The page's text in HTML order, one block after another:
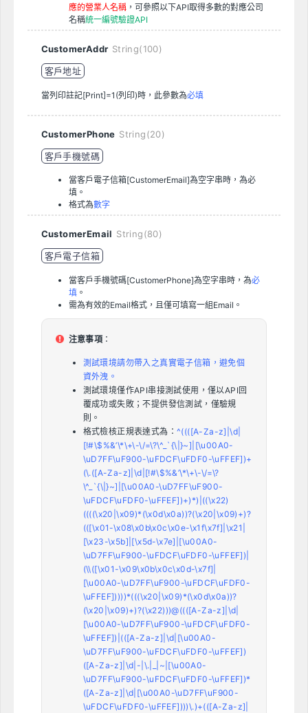
應的營業人名稱，可參照以下API取得多數的對應公司
名稱統一編號驗證API
CustomerAddr String(100)
客戶地址
當列印註記[Print]=1(列印)時，此參數為必填
CustomerPhone String(20)
客戶手機號碼
當客戶電子信箱[CustomerEmail]為空字串時，為必
填。
格式為數字
CustomerEmail String(80)
客戶電子信箱
當客戶手機號碼[CustomerPhone]為空字串時，為必
填。
需為有效的Email格式，且僅可填寫一組Email。
注意事項 ：
測試環境請勿帶入之真實電子信箱，避免個
資外洩。
測試環境僅作API串接測試使用，僅以API回
覆成功或失敗；不提供發信測試，僅驗規
則。
格式檢核正規表達式為： ^((([A-Za-z]|\d|
[!#\$%&’\*\+\-\/=\?\^_`{\|}~]|[\u00A0-
\uD7FF\uF900-\uFDCF\uFDF0-\uFFEF])+
(\.([A-Za-z]|\d|[!#\$%&’\*\+\-\/=\?
\^_`{\|}~]|[\u00A0-\uD7FF\uF900-
\uFDCF\uFDF0-\uFFEF])+)*)|((\x22)
((((\x20|\x09)*(\x0d\x0a))?(\x20|\x09)+)?
(([\x01-\x08\x0b\x0c\x0e-\x1f\x7f]|\x21|
[\x23-\x5b]|[\x5d-\x7e]|[\u00A0-
\uD7FF\uF900-\uFDCF\uFDF0-\uFFEF])|
(\\([\x01-\x09\x0b\x0c\x0d-\x7f]|
[\u00A0-\uD7FF\uF900-\uFDCF\uFDF0-
\uFFEF]))))*(((\x20|\x09)*(\x0d\x0a))?
(\x20|\x09)+)?(\x22)))@((([A-Za-z]|\d|
[\u00A0-\uD7FF\uF900-\uFDCF\uFDF0-
\uFFEF])|(([A-Za-z]|\d|[\u00A0-
\uD7FF\uF900-\uFDCF\uFDF0-\uFFEF])
([A-Za-z]|\d|-|\.|_|~|[\u00A0-
\uD7FF\uF900-\uFDCF\uFDF0-\uFFEF])*
([A-Za-z]|\d|[\u00A0-\uD7FF\uF900-
\uFDCF\uFDF0-\uFFEF])))\.)+(([A-Za-z]|